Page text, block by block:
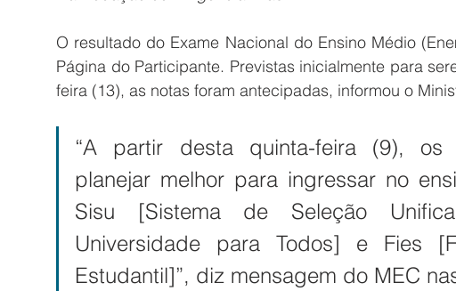
O resultado do Exame Nacional do Ensino Médio
Página do Participante. Previstas inicialmente para
feira (13), as notas foram antecipadas, informou o
“A partir desta quinta-feira (9), os
planejar melhor para ingressar no
Sisu [Sistema de Seleção
Universidade para Todos] e Fies
Estudantil]”, diz mensagem do MEC